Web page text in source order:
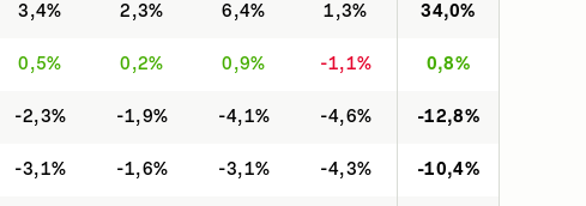
3,4% 2,3% 6,4% 1,3% 34,0%
0,5% 0,2% 0,9% -1,1% 0,8%
-2,3% -1,9% -4,1% -4,6% -12,8%
-3,1% -1,6% -3,1% -4,3% -10,4%